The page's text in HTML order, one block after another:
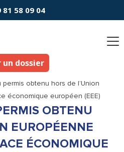
81 58 09 04
un dossier
permis obtenu hors de l’Union
économique européen (EEE)
OBTENU
EUROPÉENNE
ÉCONOMIQUE